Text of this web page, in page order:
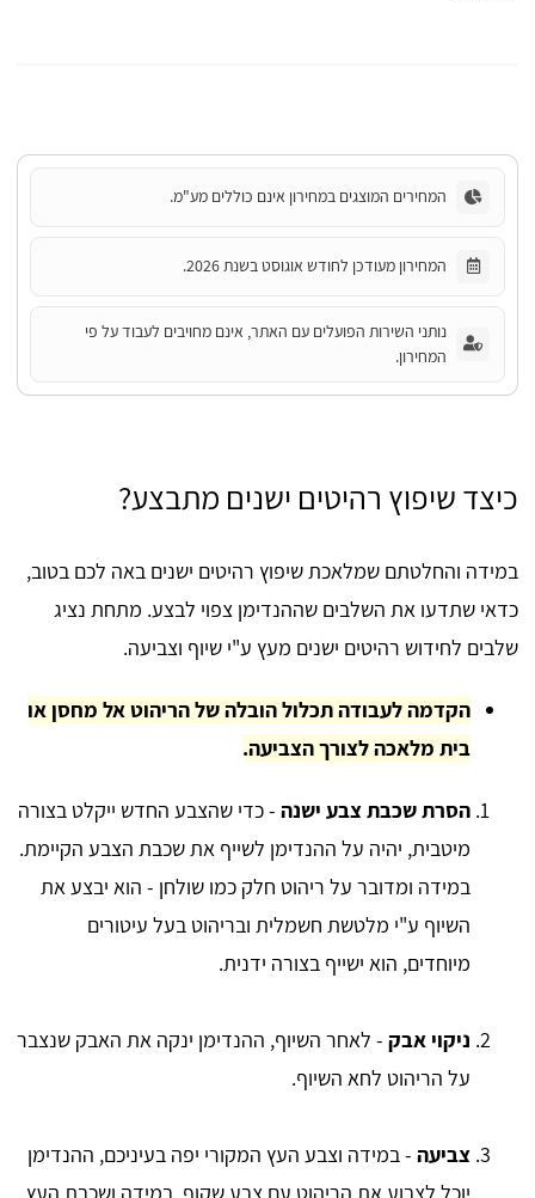
המחירים המוצגים במחירון אינם כוללים מע"מ.
המחירון מעודכן לחודש אוגוסט בשנת 2026.
נותני השירות הפועלים עם האתר, אינם מחויבים לעבוד על פי
המחירון.
כיצד שיפוץ רהיטים ישנים מתבצע?
במידה והחלטתם שמלאכת שיפוץ רהיטים ישנים באה לכם בטוב,
כדאי שתדעו את השלבים שההנדימן צפוי לבצע. מתחת נציג
שלבים לחידוש רהיטים ישנים מעץ ע"י שיוף וצביעה.
הקדמה לעבודה תכלול הובלה של הריהוט אל מחסן או
בית מלאכה לצורך הצביעה.
​הסרת שכבת צבע ישנה - כדי שהצבע החדש ייקלט בצורה
מיטבית, יהיה על ההנדימן לשייף את שכבת הצבע הקיימת.
במידה ומדובר על ריהוט חלק כמו שולחן - הוא יבצע את
השיוף ע"י מלטשת חשמלית ובריהוט בעל עיטורים
מיוחדים, הוא ישייף בצורה ידנית.
ניקוי אבק - לאחר השיוף, ההנדימן ינקה את האבק שנצבר
על הריהוט לחא השיוף.
צביעה - במידה וצבע העץ המקורי יפה בעיניכם, ההנדימן